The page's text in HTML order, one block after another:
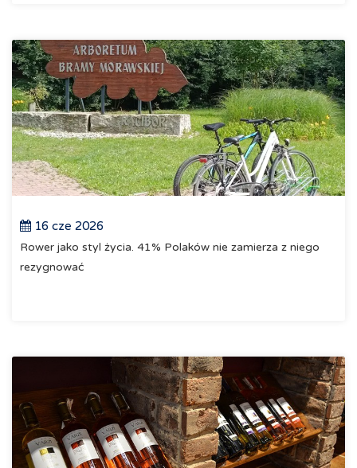
16 cze 2026
Rower jako styl życia. 41% Polaków nie zamierza z niego
rezygnować